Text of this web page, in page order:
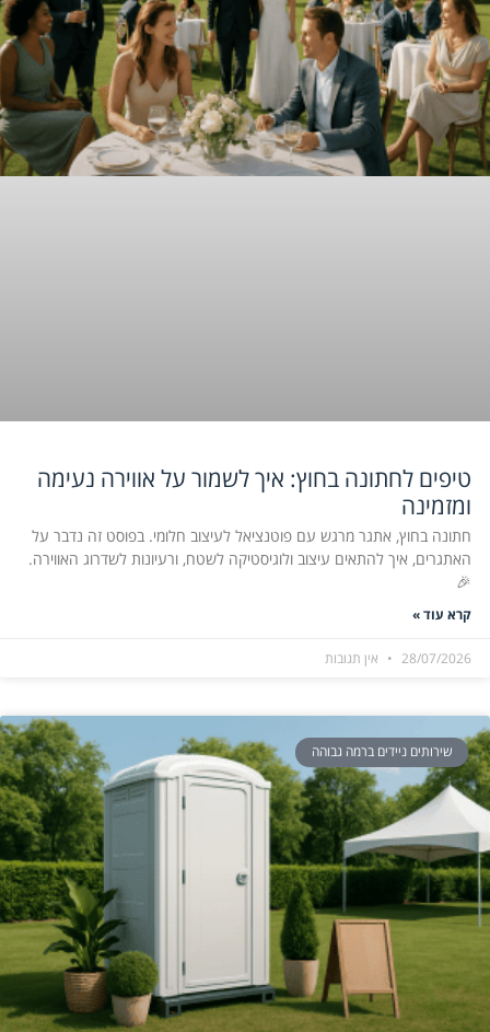
טיפים לחתונה בחוץ: איך לשמור על אווירה נעימה
ומזמינה
חתונה בחוץ, אתגר מרגש עם פוטנציאל לעיצוב חלומי. בפוסט זה נדבר על
האתגרים, איך להתאים עיצוב ולוגיסטיקה לשטח, ורעיונות לשדרוג האווירה.
🎉
קרא עוד »
28/07/2026 אין תגובות
שירותים ניידים ברמה גבוהה